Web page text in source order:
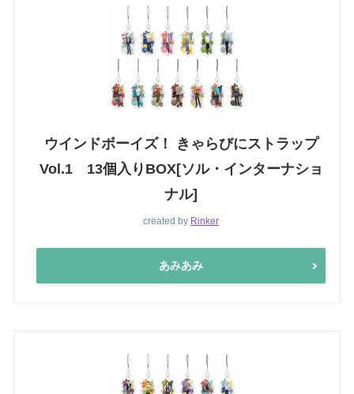
ウインドボーイズ！ きゃらびにストラップ
Vol.1 13個入りBOX[ソル・インターナショ
ナル]
created by Rinker
あみあみ